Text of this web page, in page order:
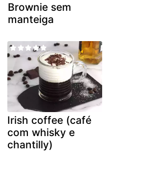
Brownie sem
manteiga
Irish coffee (café
com whisky e
chantilly)